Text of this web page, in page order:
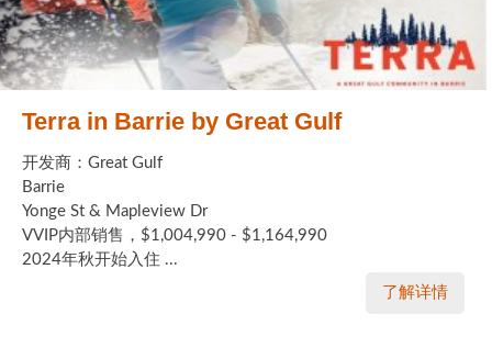
Terra in Barrie by Great Gulf
开发商：Great Gulf
Barrie
Yonge St & Mapleview Dr
VVIP内部销售，$1,004,990 - $1,164,990
2024年秋开始入住 ...
了解详情